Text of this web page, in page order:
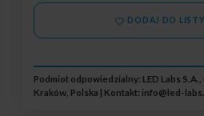
DODAJ DO
Podmiot odpowiedzialny: LED Labs
Kraków, Polska | Kontakt: info@led-